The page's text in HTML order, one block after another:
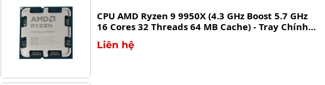
CPU AMD Ryzen 9 9950X (4.3 GHz Boost 5.7 GHz
16 Cores 32 Threads 64 MB Cache) - Tray Chính
Liên hệ